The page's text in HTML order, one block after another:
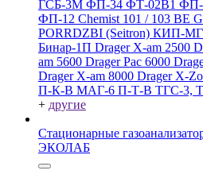
ГСБ-3М ФП-34 ФТ-02В1 ФП-
ФП-12 Chemist 101 / 103 BE
PORRDZBI (Seitron) КИП-
Бинар-1П Drager X-am 2500
am 5600 Drager Pac 6000
Drager X-am 8000 Drager X-
П-К-В МАГ-6 П-Т-В ТГС-3,
+ другие
Стационарные
ЭКОЛАБ